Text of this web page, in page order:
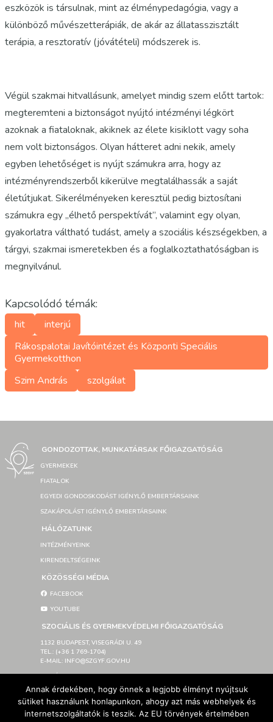
eszközök is társulnak, mint az élménypedagógia, vagy a
különböző művészetterápiák, de akár az állatasszisztált
terápia, a resztoratív (jóvátételi) módszerek is.
Végül szakmai hitvallásunk, amelyet mindig szem előtt tartok:
megteremteni a biztonságot nyújtó intézményi légkört
azoknak a fiataloknak, akiknek az élete kisiklott vagy soha
nem volt biztonságos. Olyan hátteret adni nekik, amely
egyben lehetőséget is nyújt számukra arra, hogy az
intézményrendszerből kikerülve megtalálhassák a saját
életútjukat. Sikerélményeken keresztül pedig biztosítani
számukra egy „élhető perspektívát”, valamint egy olyan,
gyakorlatra váltható tudást, amely a szociális készségekben, a
tárgyi, szakmai ismeretekben és a foglalkoztathatóságban is
megnyilvánul.
Kapcsolódó témák:
hit
interjú
Rákospalotai Javítóintézet és Központi Speciális
Gyermekotthon
Szim András
szolgálat
GONDOZOTTAK, MUNKATÁRSAK FŐIGAZGATÓSÁG
GYERMEKEK
FIATALOK
EGYEDI GONDOSKODÁST IGÉNYLŐ EMBERTÁRSAINK
SZAKÁPOLÁST IGÉNYLŐ EMBERTÁRSAINK
HÁLÓZATUNK
INTÉZMÉNYEINK
KIRENDELTSÉGEINK
KÖZÖSSÉGI MÉDIA
FACEBOOK
YOUTUBE
SZOCIÁLIS ÉS GYERMEKVÉDELMI FŐIGAZGATÓSÁG
1132 BUDAPEST, VISEGRÁDI U. 49
TEL.: (+36 1 769-1704)
E-MAIL: INFO@SZGYF.GOV.HU
SAJTÓSZOBA
LETÖLTHETŐ LOGÓK
IMPRESSZUM
Annak érdekében, hogy önnek a legjobb élményt nyújtsuk
sütiket használunk honlapunkon, ahogy azt más webhelyek és
internetszolgáltatók is teszik. Az EU törvények értelmében